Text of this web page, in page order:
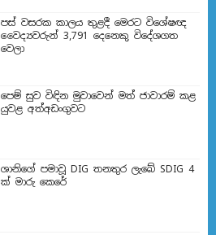
පස් වසරක කාලය තුළදී මෙරට විශේෂඥ
වෛද්‍යවරුන් 3,791 දෙනෙකු විදේශගත
වෙලා
පෙම් සුව විඳින මුවාවෙන් මත් ජාවාරම් කළ
යුවළ අත්අඩංගුවට
ශානිගේ පමාවූ DIG තනතුර ලැබේ SDIG 4
ක් මාරු කෙරේ